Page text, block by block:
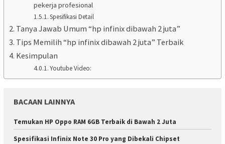
pekerja profesional
Spesifikasi Detail
Tanya Jawab Umum “hp infinix dibawah 2 juta”
Tips Memilih “hp infinix dibawah 2 juta” Terbaik
Kesimpulan
Youtube Video:
BACAAN LAINNYA
Temukan HP Oppo RAM 6GB Terbaik di Bawah 2 Juta
Spesifikasi Infinix Note 30 Pro yang Dibekali Chipset